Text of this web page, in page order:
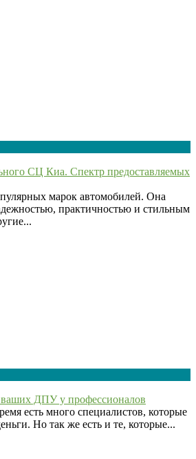
СЦ Киа. Спектр предоставляемых
марок автомобилей. Она
практичностью и стильным
ДПУ у профессионалов
есть много специалистов, которые
Но так же есть и те, которые...